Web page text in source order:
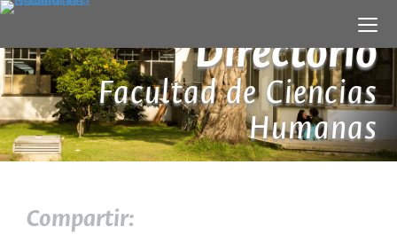
Directorio
Facultad de Ciencias
Humanas
Compartir: